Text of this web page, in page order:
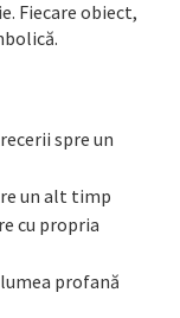
Fiecare obiect,
spre un
un alt timp
cu propria
profană